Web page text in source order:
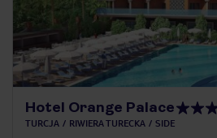
Hotel Orange Palace
TURCJA RIWIERA TURECKA SIDE